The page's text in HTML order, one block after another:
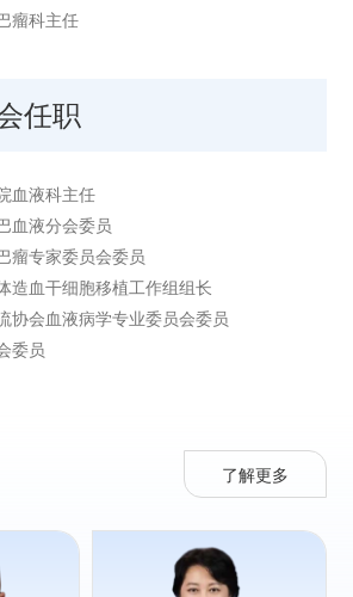
瘤科主任
任职
血液科主任
血液分会委员
瘤专家委员会委员
造血干细胞移植工作组组长
协会血液病学专业委员会委员
委员
了解更多